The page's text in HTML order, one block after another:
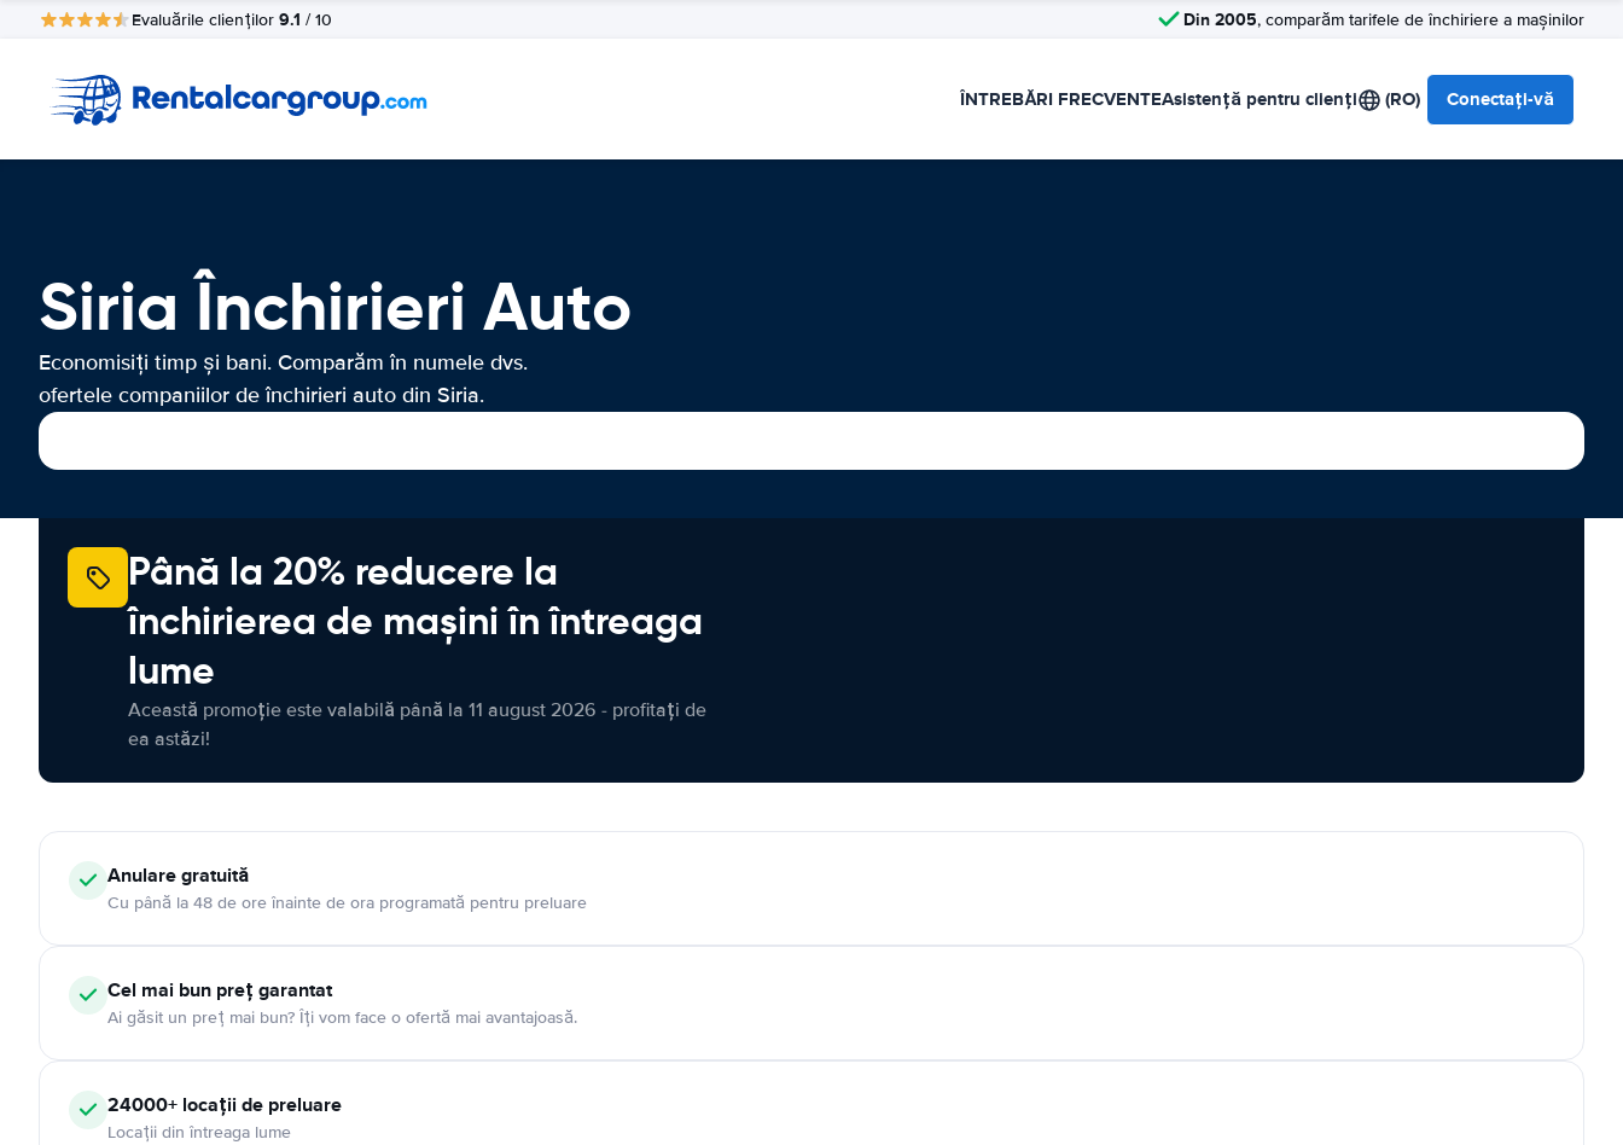
Evaluările clienților 9.1 / 10 Din 2005, comparăm tarifele de închiriere a mașinilor
ÎNTREBĂRI FRECVENTEAsistență pentru clienți (RO) Conectați-vă
Siria Închirieri Auto
Economisiți timp și bani. Comparăm în numele dvs.
ofertele companiilor de închirieri auto din Siria.
Până la 20% reducere la
închirierea de mașini în întreaga
lume
Această promoție este valabilă până la 11 august 2026 - profitați de
ea astăzi!
Anulare gratuită
Cu până la 48 de ore înainte de ora programată pentru preluare
Cel mai bun preț garantat
Ai găsit un preț mai bun? Îți vom face o ofertă mai avantajoasă.
24000+ locații de preluare
Locații din întreaga lume